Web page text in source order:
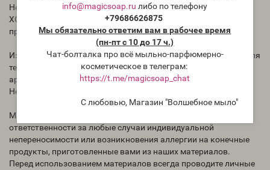
info@magicsoap.ru либо по телефону
+79686626875
Мы обязательно ответим вам в рабочее время
(пн-пт с 10 до 17 ч.)
Чат-болталка про всё мыльно-парфюмерно-
косметическое в телеграм:
https://t.me/magicsoap_chat
С любовью, Магазин "Волшебное мыло"
Нет никаких сведений, как ведёт себя отдушка в мыле с нуля
ХОЛОДНЫМ способом. Всегда тестируйте отдушки перед
применением.
Избегать попадания концентрированноq отдушки на кожу, для
теста на реакцию кожи необходимо использовать раствор
ароматического масла (в другом масле).
Не употреблять внутрь.
Магазин "Волшебное мыло" Magicsoap.ru/shop не несёт
ответственности за любые случаи индивидуальной
непереносимости или возникновения аллергии на конечные
продукты, приготовленные вами из наших материалов.
Перед использованием материалов всегда проводите личные